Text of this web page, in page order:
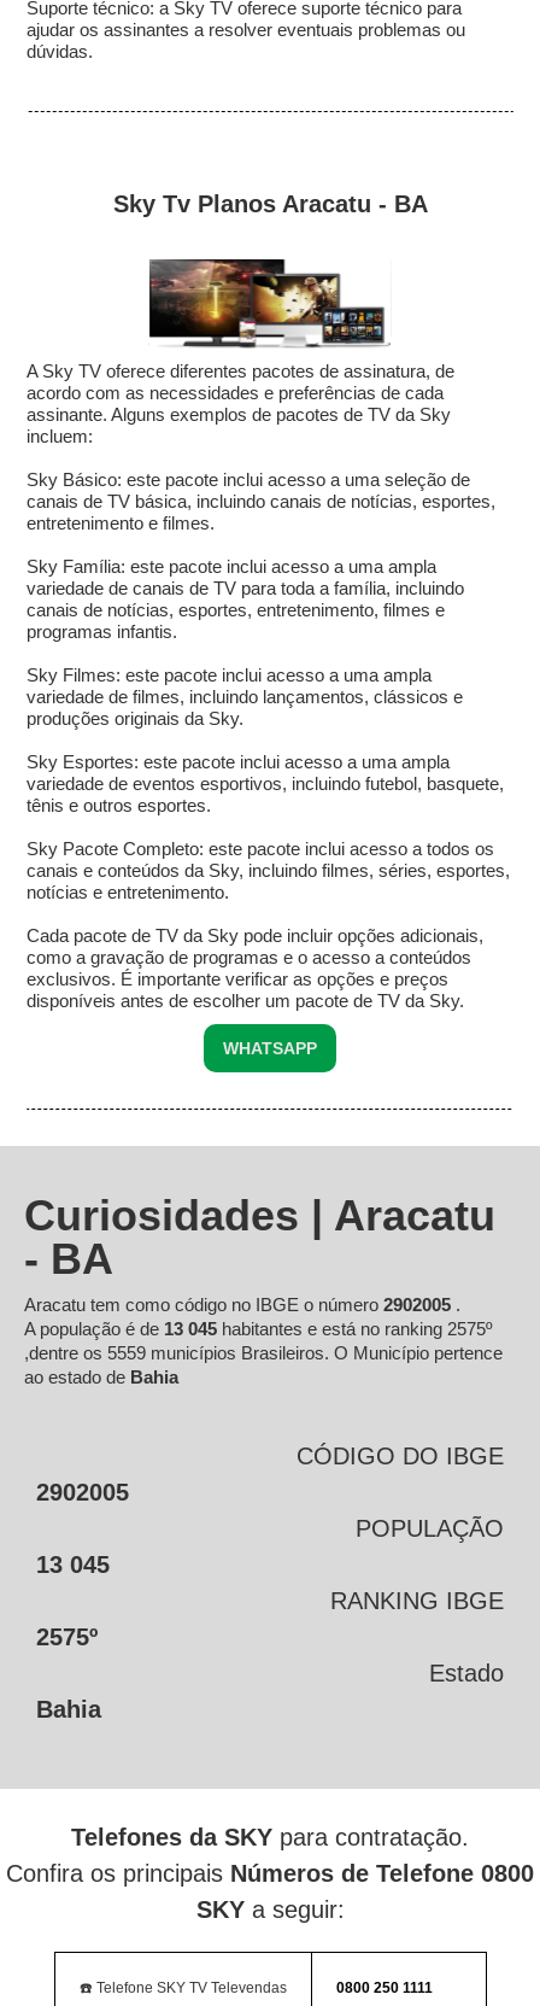
Suporte técnico: a Sky TV oferece suporte técnico para
ajudar os assinantes a resolver eventuais problemas ou
dúvidas.
Sky Tv Planos Aracatu - BA
A Sky TV oferece diferentes pacotes de assinatura, de
acordo com as necessidades e preferências de cada
assinante. Alguns exemplos de pacotes de TV da Sky
incluem:
Sky Básico: este pacote inclui acesso a uma seleção de
canais de TV básica, incluindo canais de notícias, esportes,
entretenimento e filmes.
Sky Família: este pacote inclui acesso a uma ampla
variedade de canais de TV para toda a família, incluindo
canais de notícias, esportes, entretenimento, filmes e
programas infantis.
Sky Filmes: este pacote inclui acesso a uma ampla
variedade de filmes, incluindo lançamentos, clássicos e
produções originais da Sky.
Sky Esportes: este pacote inclui acesso a uma ampla
variedade de eventos esportivos, incluindo futebol, basquete,
tênis e outros esportes.
Sky Pacote Completo: este pacote inclui acesso a todos os
canais e conteúdos da Sky, incluindo filmes, séries, esportes,
notícias e entretenimento.
Cada pacote de TV da Sky pode incluir opções adicionais,
como a gravação de programas e o acesso a conteúdos
exclusivos. É importante verificar as opções e preços
disponíveis antes de escolher um pacote de TV da Sky.
WHATSAPP
Curiosidades | Aracatu
- BA
Aracatu tem como código no IBGE o número 2902005 .
A população é de 13 045 habitantes e está no ranking 2575º
,dentre os 5559 municípios Brasileiros. O Município pertence
ao estado de Bahia
CÓDIGO DO IBGE
2902005
POPULAÇÃO
13 045
RANKING IBGE
2575º
Estado
Bahia
Telefones da SKY para contratação.
Confira os principais Números de Telefone 0800
SKYa seguir:
☎️ Telefone SKY TV Televendas 0800 250 1111